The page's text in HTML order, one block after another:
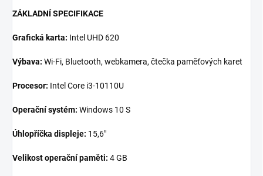
ZÁKLADNÍ SPECIFIKACE
Grafická karta: Intel UHD 620
Výbava: Wi-Fi, Bluetooth, webkamera, čtečka paměťových karet
Procesor: Intel Core i3-10110U
Operační systém: Windows 10 S
Úhlopříčka displeje: 15,6"
Velikost operační paměti: 4 GB